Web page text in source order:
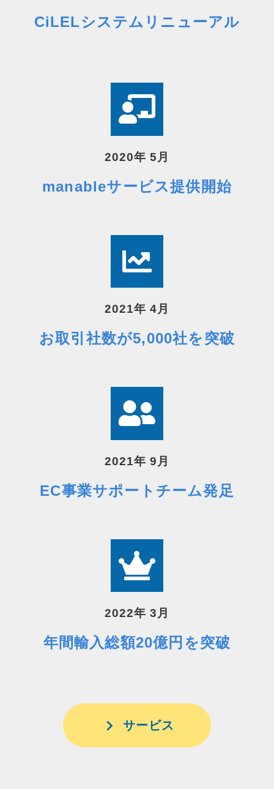
CiLELシステムリニューアル
2020年 5月
manableサービス提供開始
2021年 4月
お取引社数が5,000社を突破
2021年 9月
EC事業サポートチーム発足
2022年 3月
年間輸入総額20億円を突破
サービス